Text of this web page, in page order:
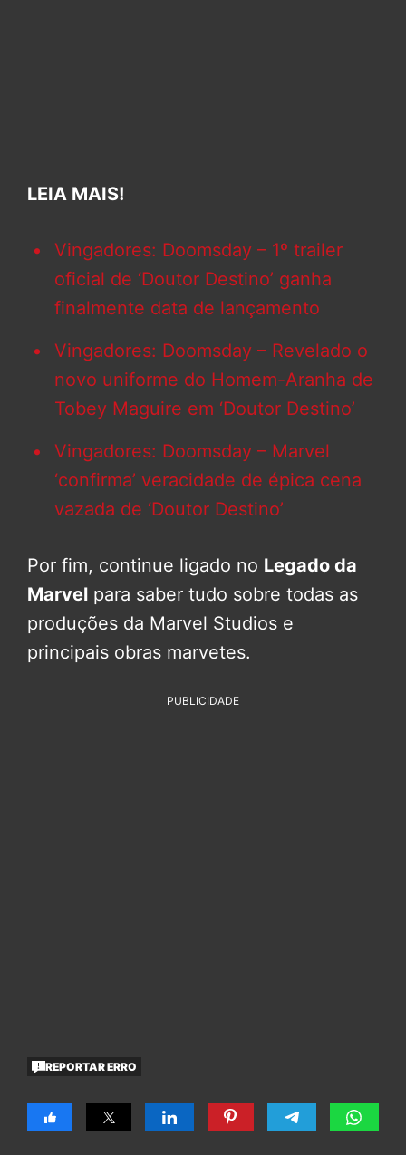
LEIA MAIS!
Vingadores: Doomsday – 1º trailer
oficial de ‘Doutor Destino’ ganha
finalmente data de lançamento
Vingadores: Doomsday – Revelado o
novo uniforme do Homem-Aranha de
Tobey Maguire em ‘Doutor Destino’
Vingadores: Doomsday – Marvel
‘confirma’ veracidade de épica cena
vazada de ‘Doutor Destino’
Por fim, continue ligado no Legado da
Marvel para saber tudo sobre todas as
produções da Marvel Studios e
principais obras marvetes.
PUBLICIDADE
REPORTAR ERRO